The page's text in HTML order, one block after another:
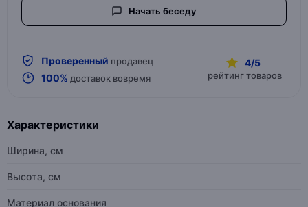
Начать беседу
Проверенный продавец
100% доставок вовремя
4/5
рейтинг товаров
Характеристики
Ширина, см
Высота, см
Материал основания